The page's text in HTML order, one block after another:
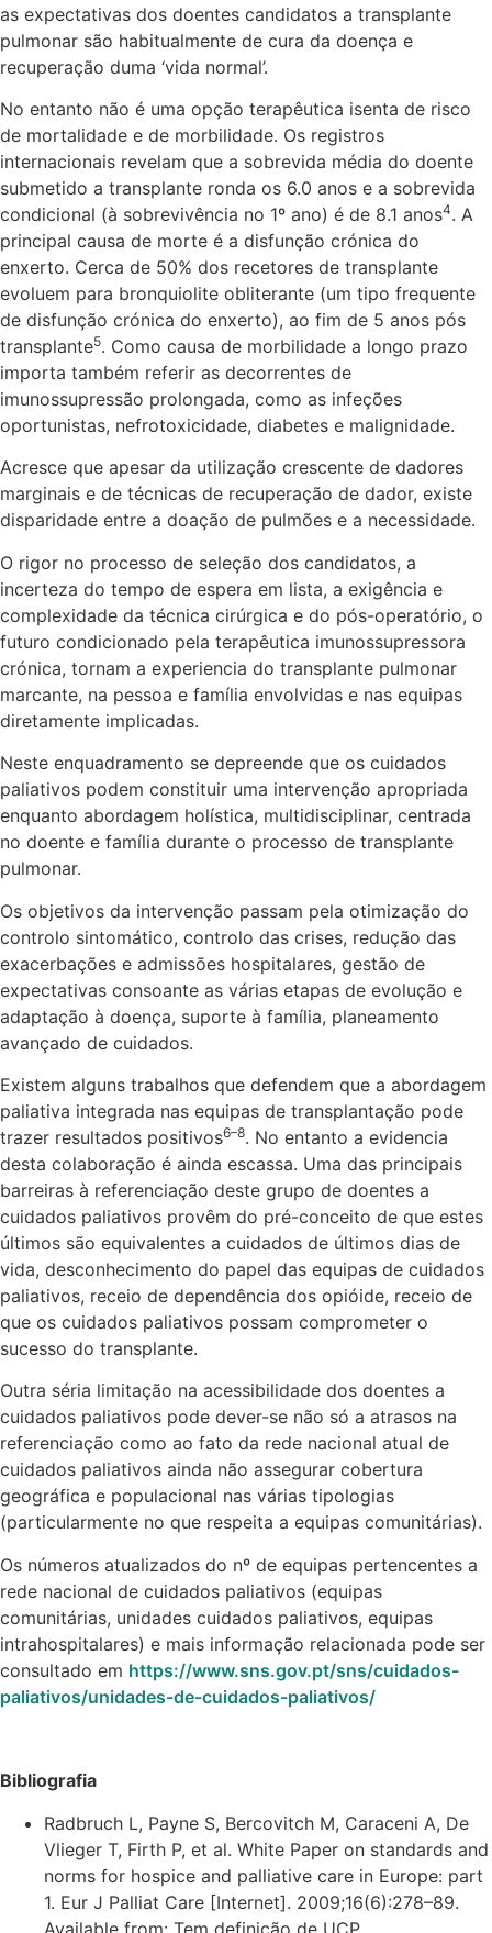
as expectativas dos doentes candidatos a transplante
pulmonar são habitualmente de cura da doença e
recuperação duma ‘vida normal’.
No entanto não é uma opção terapêutica isenta de risco
de mortalidade e de morbilidade. Os registros
internacionais revelam que a sobrevida média do doente
submetido a transplante ronda os 6.0 anos e a sobrevida
condicional (à sobrevivência no 1º ano) é de 8.1 anos4. A
principal causa de morte é a disfunção crónica do
enxerto. Cerca de 50% dos recetores de transplante
evoluem para bronquiolite obliterante (um tipo frequente
de disfunção crónica do enxerto), ao fim de 5 anos pós
transplante5. Como causa de morbilidade a longo prazo
importa também referir as decorrentes de
imunossupressão prolongada, como as infeções
oportunistas, nefrotoxicidade, diabetes e malignidade.
Acresce que apesar da utilização crescente de dadores
marginais e de técnicas de recuperação de dador, existe
disparidade entre a doação de pulmões e a necessidade.
O rigor no processo de seleção dos candidatos, a
incerteza do tempo de espera em lista, a exigência e
complexidade da técnica cirúrgica e do pós-operatório, o
futuro condicionado pela terapêutica imunossupressora
crónica, tornam a experiencia do transplante pulmonar
marcante, na pessoa e família envolvidas e nas equipas
diretamente implicadas.
Neste enquadramento se depreende que os cuidados
paliativos podem constituir uma intervenção apropriada
enquanto abordagem holística, multidisciplinar, centrada
no doente e família durante o processo de transplante
pulmonar.
Os objetivos da intervenção passam pela otimização do
controlo sintomático, controlo das crises, redução das
exacerbações e admissões hospitalares, gestão de
expectativas consoante as várias etapas de evolução e
adaptação à doença, suporte à família, planeamento
avançado de cuidados.
Existem alguns trabalhos que defendem que a abordagem
paliativa integrada nas equipas de transplantação pode
trazer resultados positivos6–8. No entanto a evidencia
desta colaboração é ainda escassa. Uma das principais
barreiras à referenciação deste grupo de doentes a
cuidados paliativos provêm do pré-conceito de que estes
últimos são equivalentes a cuidados de últimos dias de
vida, desconhecimento do papel das equipas de cuidados
paliativos, receio de dependência dos opióide, receio de
que os cuidados paliativos possam comprometer o
sucesso do transplante.
Outra séria limitação na acessibilidade dos doentes a
cuidados paliativos pode dever-se não só a atrasos na
referenciação como ao fato da rede nacional atual de
cuidados paliativos ainda não assegurar cobertura
geográfica e populacional nas várias tipologias
(particularmente no que respeita a equipas comunitárias).
Os números atualizados do nº de equipas pertencentes a
rede nacional de cuidados paliativos (equipas
comunitárias, unidades cuidados paliativos, equipas
intrahospitalares) e mais informação relacionada pode ser
consultado em https://www.sns.gov.pt/sns/cuidados-
paliativos/unidades-de-cuidados-paliativos/
Bibliografia
Radbruch L, Payne S, Bercovitch M, Caraceni A, De
Vlieger T, Firth P, et al. White Paper on standards and
norms for hospice and palliative care in Europe: part
1. Eur J Palliat Care [Internet]. 2009;16(6):278–89.
Available from: Tem definição de UCP